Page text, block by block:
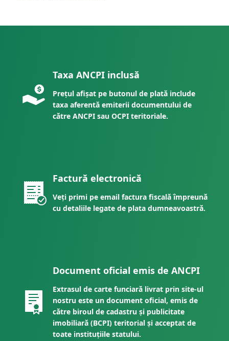
Taxa ANCPI inclusă
Prețul afișat pe butonul de plată include
taxa aferentă emiterii documentului de
către ANCPI sau OCPI teritoriale.
Factură electronică
Veți primi pe email factura fiscală împreună
cu detaliile legate de plata dumneavoastră.
Document oficial emis de ANCPI
Extrasul de carte funciară livrat prin site-ul
nostru este un document oficial, emis de
către biroul de cadastru și publicitate
imobiliară (BCPI) teritorial și acceptat de
toate instituțiile statului.